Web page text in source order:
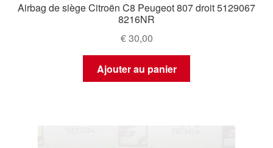
Airbag de siège Citroën C8 Peugeot 807 droit 5129067
8216NR
€30,00
Ajouter au panier